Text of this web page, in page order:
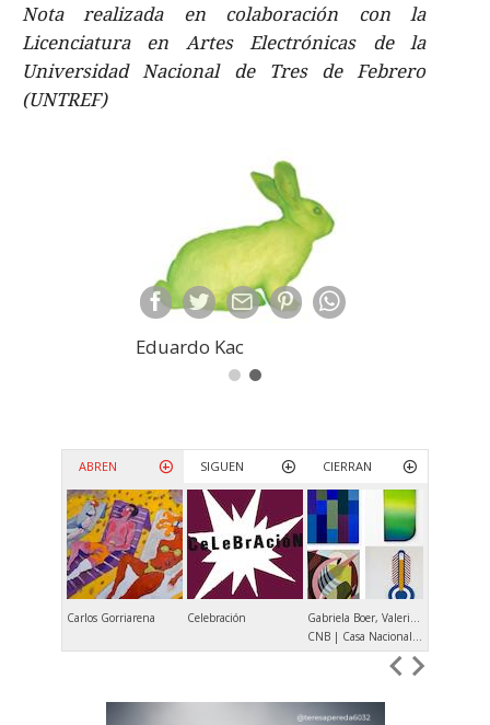
Nota realizada en colaboración con la
Licenciatura en Artes Electrónicas de la
Universidad Nacional de Tres de Febrero
(UNTREF)
Eduardo Kac
ABREN SIGUEN CIERRAN
Carlos Gorriarena Celebración